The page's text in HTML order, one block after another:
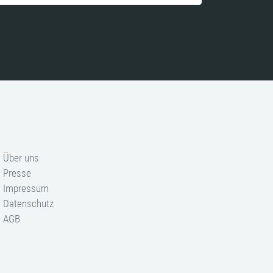
Über uns
Presse
Impressum
Datenschutz
AGB